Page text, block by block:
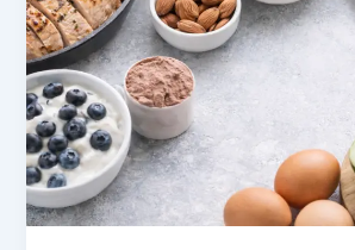
com
saúde